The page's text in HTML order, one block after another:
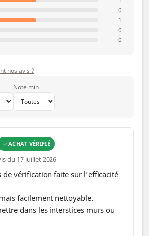
0
1
0
0
nos avis ?
Note min
ACHAT VÉRIFIÉ
du 17 juillet 2026
de vérification faite sur l’efficacité
facilement nettoyable.
dans les interstices murs ou